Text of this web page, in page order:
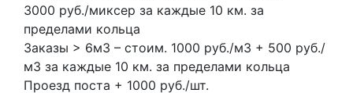
3000 руб./миксер за каждые 10 км. за
пределами кольца
Заказы > 6м3 – стоим. 1000 руб./м3 + 500 руб./
м3 за каждые 10 км. за пределами кольца
Проезд поста + 1000 руб./шт.